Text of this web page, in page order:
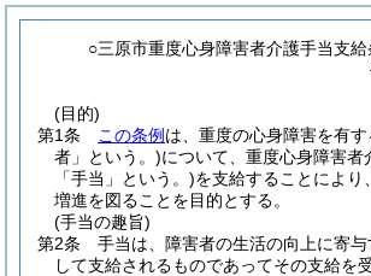
○三原市重度心身障害者介護手当支給
(目的)
第1条
この条例 は、重度の心身障害を有
者」という。)について、重度心身障害者
「手当」という。)を支給することにより
増進を図ることを目的とする。
(手当の趣旨)
第2条
手当は、障害者の生活の向上に寄与
して支給されるものであってその支給を